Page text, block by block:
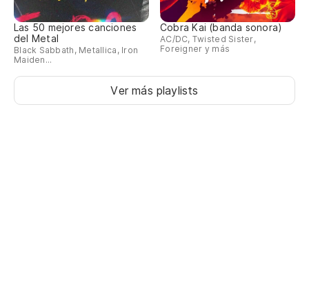
Las 50 mejores canciones
del Metal
Black Sabbath, Metallica, Iron
Maiden...
Cobra Kai (banda sonora)
AC/DC, Twisted Sister,
Foreigner y más
Ver más playlists